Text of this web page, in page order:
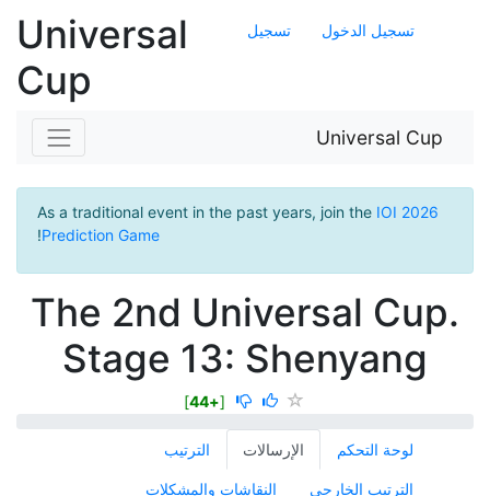
تسجيل الدخول تسجيل
Universal
Cup
Universal Cup
As a traditional event in the past years, join the IOI 2026
Prediction Game
!
The 2nd Universal Cup.
Stage 13: Shenyang
[
+44
]
لوحة التحكم الإرسالات الترتيب
الترتيب الخارجي النقاشات والمشكلات